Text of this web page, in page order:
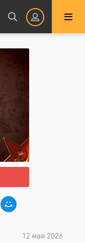
пароль
12 мая 2026